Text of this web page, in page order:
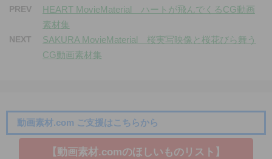
PREV
HEART MovieMaterial ハートが飛んでくるCG動画
素材集
NEXT
SAKURA MovieMaterial 桜実写映像と桜花びら舞う
CG動画素材集
動画素材.com ご支援はこちらから
【動画素材.co​mのほしいものリスト】